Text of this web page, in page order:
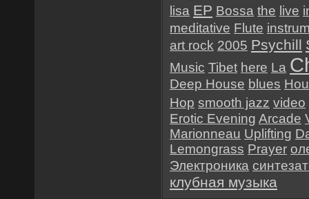
lisa EP Bossa the live
meditative Flute
art rock 2005 Psychill
Music Tibet here La
Deep House blues
Hop smooth jazz video
Erotic Evening Arcade
Marionneau Uplifting
Lemongrass Prayer
Электроника
клубная музыка